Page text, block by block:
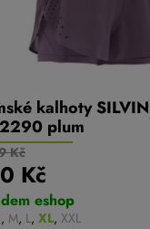
kalhoty
plum
Kč
Kč
eshop
, M, L, XL, XXL